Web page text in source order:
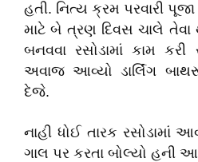
હતી. નિત્ય ક્રમ પરવારી
માટે બે ત્રણ દિવસ ચાલે તેવા
બનવવા રસોડામાં કામ કરી
અવાજ આવ્યો ડાર્લિંગ
દેજે.
નાહી ધોઈ તારક રસોડામાં
ગાલ પર કરતા બોલ્યો હની